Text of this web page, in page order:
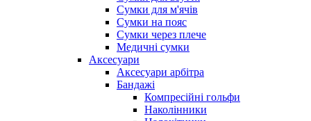
Сумки для м'ячів
Сумки на пояс
Сумки через плече
Медичні сумки
Аксесуари
Аксесуари арбітра
Бандажі
Компресійні гольфи
Наколінники